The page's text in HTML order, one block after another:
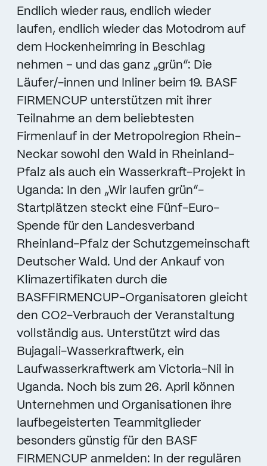
Endlich wieder raus, endlich wieder
laufen, endlich wieder das Motodrom auf
dem Hockenheimring in Beschlag
nehmen – und das ganz „grün“: Die
Läufer/-innen und Inliner beim 19. BASF
FIRMENCUP unterstützen mit ihrer
Teilnahme an dem beliebtesten
Firmenlauf in der Metropolregion Rhein-
Neckar sowohl den Wald in Rheinland-
Pfalz als auch ein Wasserkraft-Projekt in
Uganda: In den „Wir laufen grün“-
Startplätzen steckt eine Fünf-Euro-
Spende für den Landesverband
Rheinland-Pfalz der Schutzgemeinschaft
Deutscher Wald. Und der Ankauf von
Klimazertifikaten durch die
BASFFIRMENCUP-Organisatoren gleicht
den CO2-Verbrauch der Veranstaltung
vollständig aus. Unterstützt wird das
Bujagali-Wasserkraftwerk, ein
Laufwasserkraftwerk am Victoria-Nil in
Uganda. Noch bis zum 26. April können
Unternehmen und Organisationen ihre
laufbegeisterten Teammitglieder
besonders günstig für den BASF
FIRMENCUP anmelden: In der regulären